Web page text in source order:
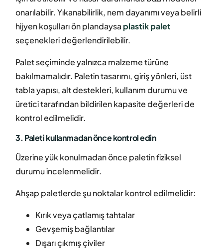
onarılabilir. Yıkanabilirlik, nem dayanımı veya belirli
hijyen koşulları ön plandaysa plastik palet
seçenekleri değerlendirilebilir.
Palet seçiminde yalnızca malzeme türüne
bakılmamalıdır. Paletin tasarımı, giriş yönleri, üst
tabla yapısı, alt destekleri, kullanım durumu ve
üretici tarafından bildirilen kapasite değerleri de
kontrol edilmelidir.
3. Paleti kullanmadan önce kontrol edin
Üzerine yük konulmadan önce paletin fiziksel
durumu incelenmelidir.
Ahşap paletlerde şu noktalar kontrol edilmelidir:
Kırık veya çatlamış tahtalar
Gevşemiş bağlantılar
Dışarı çıkmış çiviler